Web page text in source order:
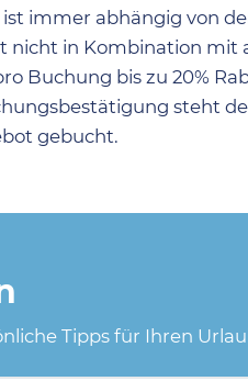
ist immer abhängig von
nicht in Kombination mit
Buchung bis zu 20%
steht
gebucht.
Tipps für Ihren